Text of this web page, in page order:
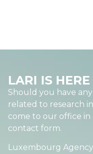
LARI IS
Should you have
related to research
come to our office
contact form.
Luxembourg